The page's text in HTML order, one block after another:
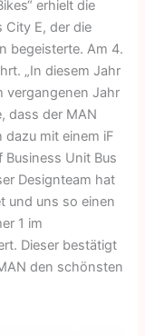
erhielt die
City E, der die
begeisterte. Am 4.
„In diesem Jahr
vergangenen Jahr
dass der MAN
dazu mit einem iF
Business Unit Bus
Designteam hat
und uns so einen
1 im
Dieser bestätigt
den schönsten